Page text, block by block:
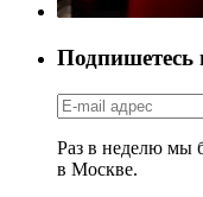
Подпишетесь
Раз в неделю мы
в Москве.